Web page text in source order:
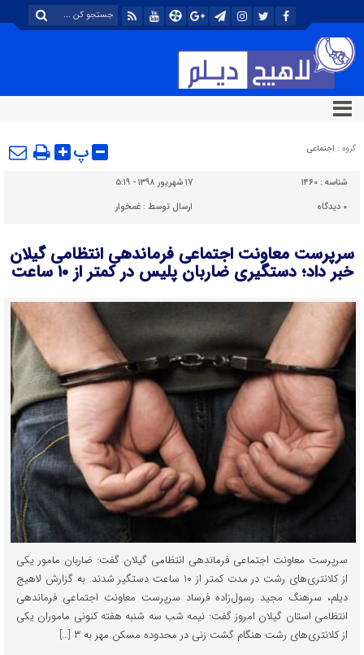
گروه : اجتماعی پ
شناسه : ۱۴۶۰
۱۷ شهریور ۱۳۹۸ - ۵:۱۹
۰ دیدگاه ارسال توسط :غمخوار
سرپرست معاونت اجتماعی فرماندهی انتظامی گیلان
خبر داد؛ دستگیری ضاربان پلیس در کمتر از ۱۰ ساعت
سرپرست معاونت اجتماعی فرماندهی انتظامی گیلان گفت: ضاربان مامور یکی
از کلانتری‌های رشت در مدت کمتر از ۱۰ ساعت دستگیر شدند. به گزارش لاهیج
دیلم، سرهنگ مجید رسول‌زاده فرساد سرپرست معاونت اجتماعی فرماندهی
انتظامی استان گیلان امروز گفت: نیمه شب سه شنبه هفته کنونی ماموران یکی
از کلانتری‌های رشت هنگام گشت زنی در محدوده مسکن مهر به ۳ […]